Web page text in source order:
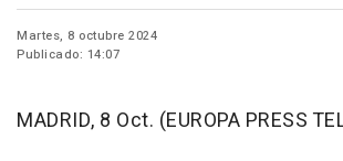
Martes, 8 octubre 2024
Publicado: 14:07
MADRID, 8 Oct. (EUROPA PRESS